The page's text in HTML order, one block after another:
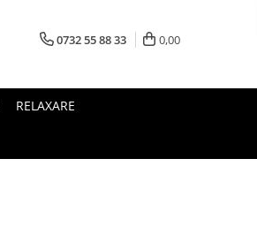
0732 55 88 33 0,00
RELAXARE